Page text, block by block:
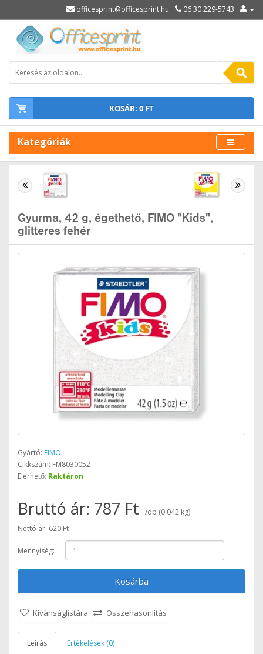
officesprint@officesprint.hu 06 30 229-5743
KOSÁR: 0 FT
Kategóriák
Gyurma, 42 g, égethető, FIMO "Kids",
glitteres fehér
Gyártó: FIMO
Cikkszám: FM8030052
Elérhető: Raktáron
Bruttó ár: 787 Ft
/db (0.042 kg)
Nettó ár: 620 Ft
Mennyiség:
Kosárba
Kívánságlistára Összehasonlítás
Leírás Értékelések (0)